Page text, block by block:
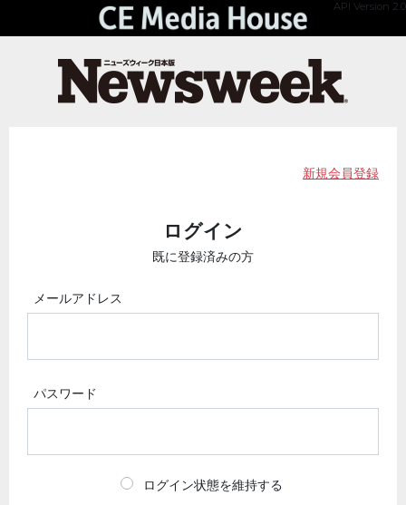
API Version 2.0
新規会員登録
ログイン
既に登録済みの方
メールアドレス
パスワード
ログイン状態を維持する